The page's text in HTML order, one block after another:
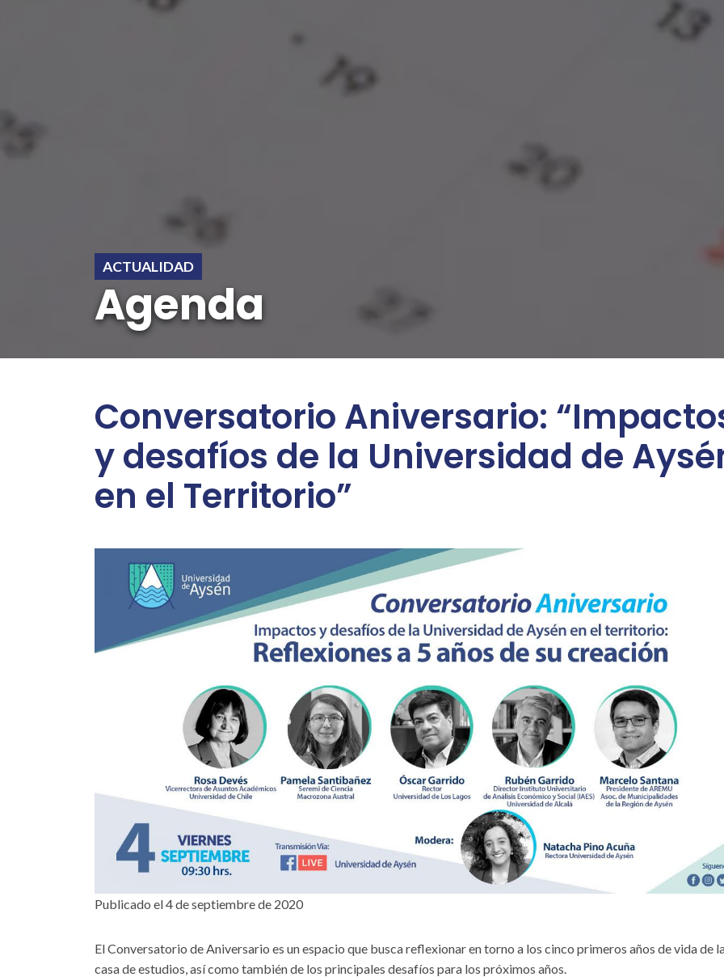
ACTUALIDAD
Agenda
Conversatorio Aniversario:
y desafíos de la Universidad de
en el Territorio”
Publicado el 4 de septiembre de 2020
El Conversatorio de Aniversario es un espacio que busca reflexionar en torno a los cinco primeros años de vida de
casa de estudios, así como también de los principales desafíos para los próximos años.